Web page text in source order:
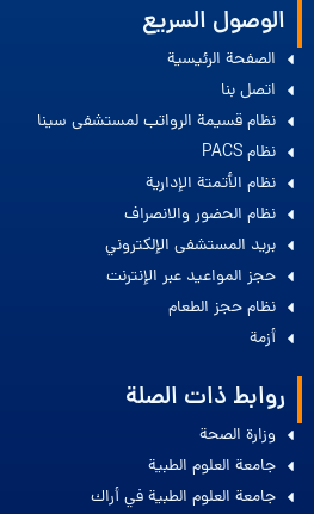
الوصول السريع
الصفحة الرئيسية
اتصل بنا
نظام قسيمة الرواتب لمستشفى سينا
نظام PACS
نظام الأتمتة الإدارية
نظام الحضور والانصراف
بريد المستشفى الإلكتروني
حجز المواعيد عبر الإنترنت
نظام حجز الطعام
أزمة
روابط ذات الصلة
وزارة الصحة
جامعة العلوم الطبية
جامعة العلوم الطبية في أراك